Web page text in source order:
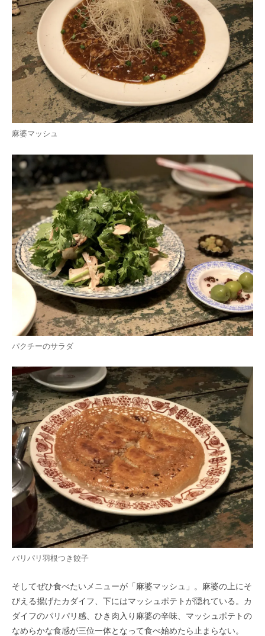
麻婆マッシュ
パクチーのサラダ
パリパリ羽根つき餃子
そしてぜひ食べたいメニューが「麻婆マッシュ」。麻婆の上にそ
びえる揚げたカダイフ、下にはマッシュポテトが隠れている。カ
ダイフのパリパリ感、ひき肉入り麻婆の辛味、マッシュポテトの
なめらかな食感が三位一体となって食べ始めたら止まらない。